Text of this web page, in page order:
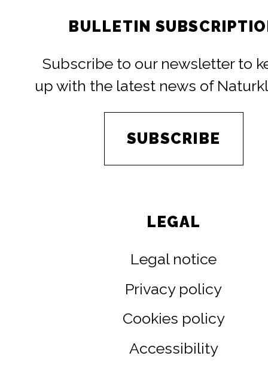
BULLETIN
Subscribe to our newsletter to
up with the latest news of
SUBSCRIBE
LEGAL
Legal notice
Privacy policy
Cookies policy
Accessibility